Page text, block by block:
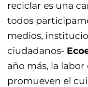
reciclar es una
todos
medios,
ciudadanos-
año más, la
promueven el